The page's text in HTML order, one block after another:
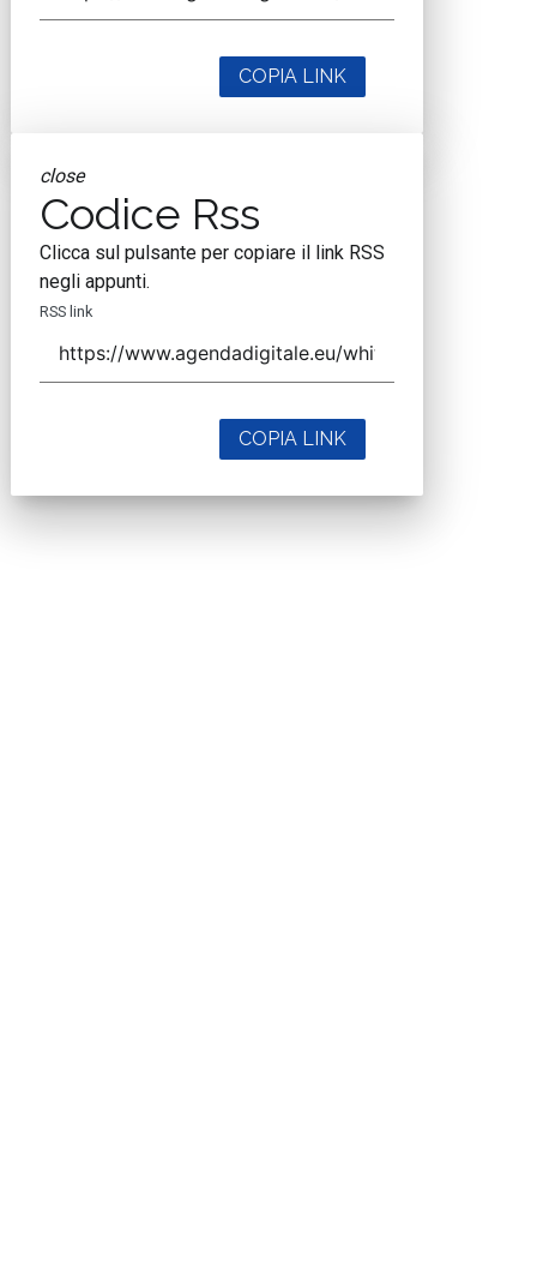
COPIA LINK
close
Codice Rss
Clicca sul pulsante per copiare il link RSS
negli appunti.
RSS link
COPIA LINK